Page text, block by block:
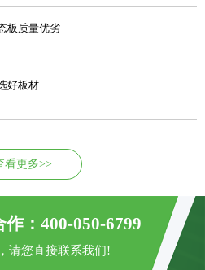
板质量优劣
好板材
看更多>>
：400-050-6799
请您直接联系我们!